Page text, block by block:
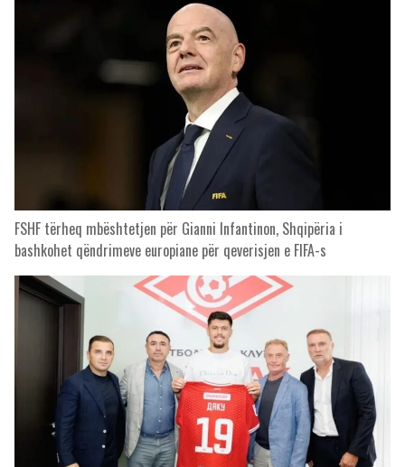
FSHF tërheq mbështetjen për Gianni Infantinon, Shqipëria i
bashkohet qëndrimeve europiane për qeverisjen e FIFA-s